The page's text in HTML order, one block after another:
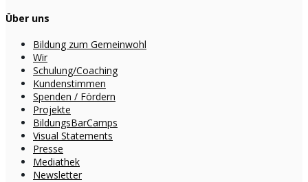
Über uns
Bildung zum Gemeinwohl
Wir
Schulung/Coaching
Kundenstimmen
Spenden / Fördern
Projekte
BildungsBarCamps
Visual Statements
Presse
Mediathek
Newsletter